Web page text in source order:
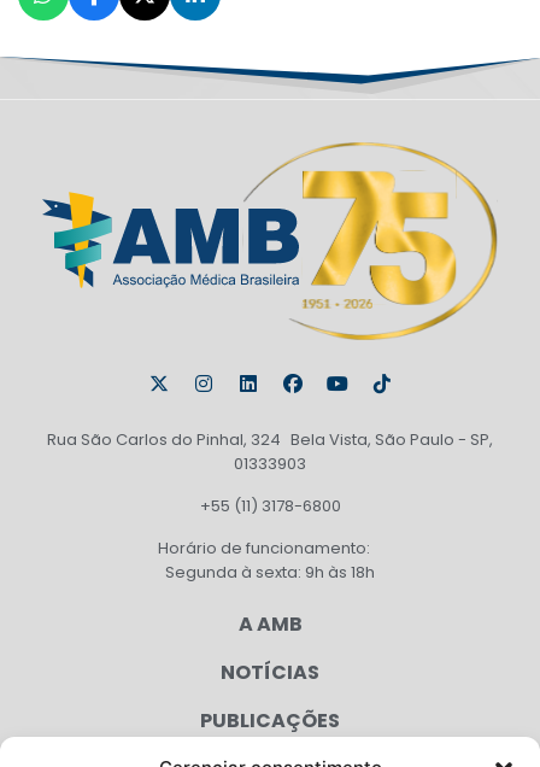
Rua São Carlos do Pinhal, 324 Bela Vista, São Paulo - SP,
01333903
+55 (11) 3178-6800
Horário de funcionamento:
Segunda à sexta: 9h às 18h
A AMB
NOTÍCIAS
PUBLICAÇÕES